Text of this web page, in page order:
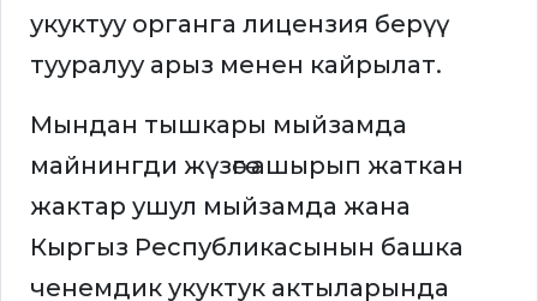
укуктуу органга лицензия берүү
тууралуу арыз менен кайрылат.
Мындан тышкары мыйзамда
майнингди жүзөгө ашырып жаткан
жактар ушул мыйзамда жана
Кыргыз Республикасынын башка
ченемдик укуктук актыларында